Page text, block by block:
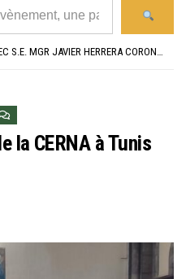
ENTRETIEN AVEC S.E. MGR JAVIER HERRERA CORONA, NONCE APOSTOLIQUE EN ALGÉRIE ET EN TUNISIE
RETOUR SUR LA JOURNÉE DIOCÉSAINE 2026 EN TUNISIE
la CERNA à Tunis